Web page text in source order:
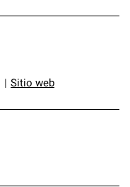
Sitio web